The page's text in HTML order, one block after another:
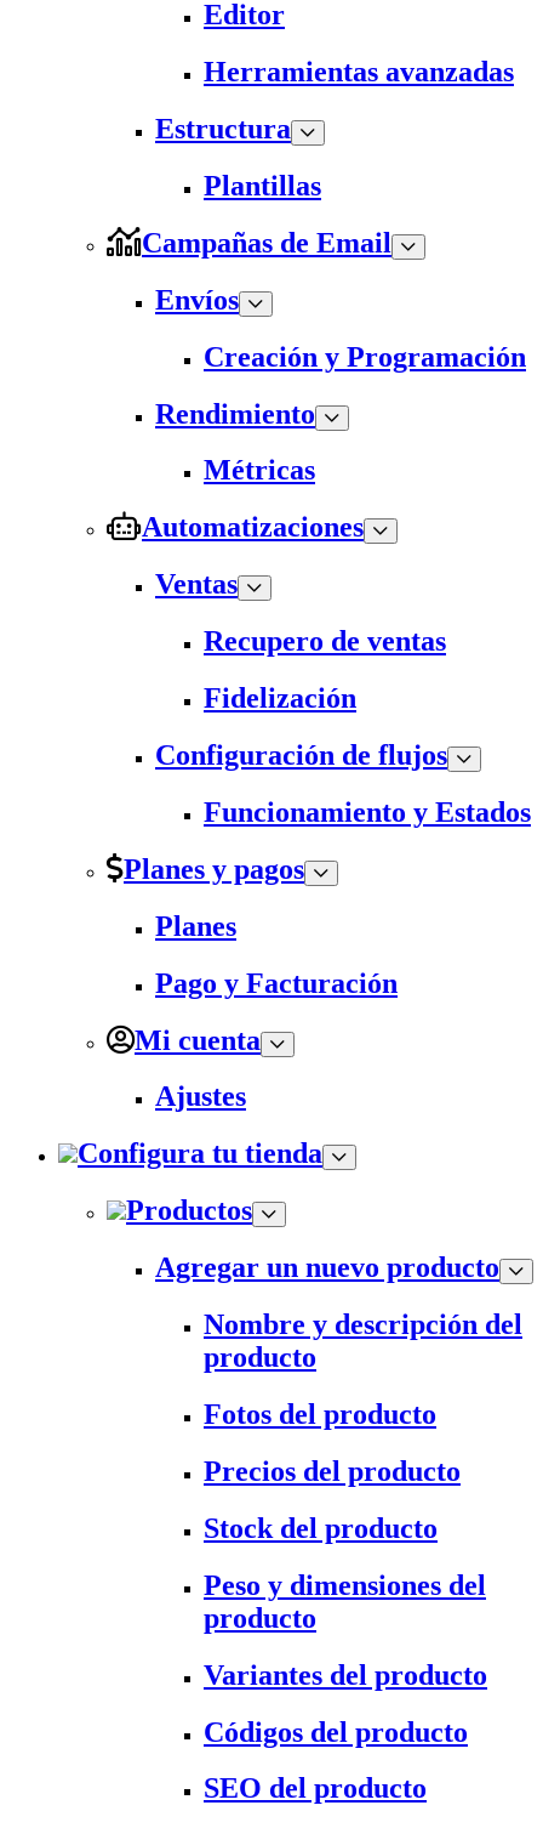
Editor
Herramientas avanzadas
Estructura
Plantillas
Campañas de Email
Envíos
Creación y Programación
Rendimiento
Métricas
Automatizaciones
Ventas
Recupero de ventas
Fidelización
Configuración de flujos
Funcionamiento y Estados
Planes y pagos
Planes
Pago y Facturación
Mi cuenta
Ajustes
Configura tu tienda
Productos
Agregar un nuevo producto
Nombre y descripción del
producto
Fotos del producto
Precios del producto
Stock del producto
Peso y dimensiones del
producto
Variantes del producto
Códigos del producto
SEO del producto